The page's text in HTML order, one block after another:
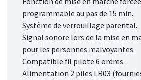
programmable au pas de 15 min.
Système de verrouillage parental.
Signal sonore lors de la mise en
pour les personnes malvoyantes.
Compatible fil pilote 6 ordres.
Alimentation 2 piles LR03